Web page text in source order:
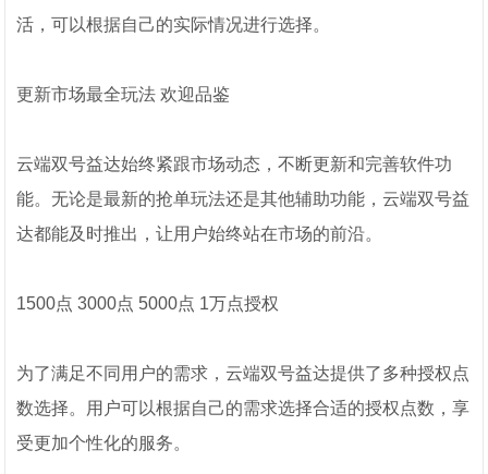
活，可以根据自己的实际情况进行选择。
更新市场最全玩法 欢迎品鉴
云端双号益达始终紧跟市场动态，不断更新和完善软件功
能。无论是最新的抢单玩法还是其他辅助功能，云端双号益
达都能及时推出，让用户始终站在市场的前沿。
1500点 3000点 5000点 1万点授权
为了满足不同用户的需求，云端双号益达提供了多种授权点
数选择。用户可以根据自己的需求选择合适的授权点数，享
受更加个性化的服务。